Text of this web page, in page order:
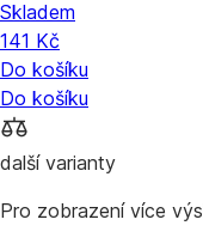
Skladem
141 Kč
Do košíku
Do košíku
další varianty
Pro zobrazení více